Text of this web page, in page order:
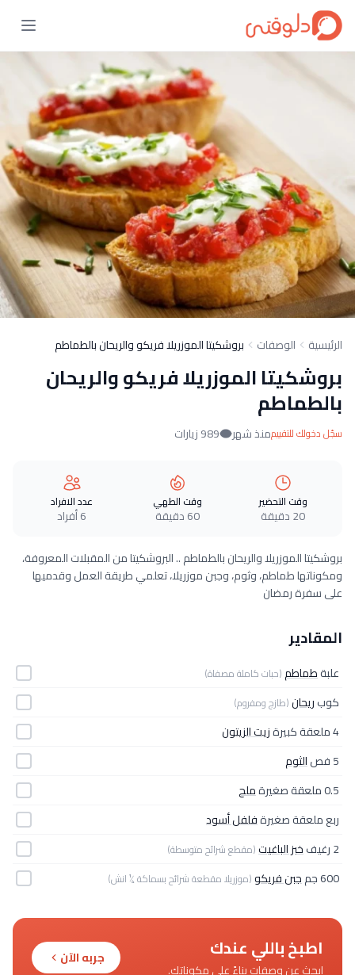
الرئيسية الوصفات بروشكيتا الموزريلا فريكو والريحان بالطماطم
بروشكيتا الموزريلا فريكو والريحان
بالطماطم
سجّل دخولك للتقييممنذ شهر 989 زيارات
وقت التحضير
20 دقيقة
وقت الطهي
60 دقيقة
عدد الافراد
6 أفراد
بروشكيتا الموزريلا والريحان بالطماطم .. البروشكيتا من المقبلات المعروفة،
ومكوناتها طماطم، وثوم، وجبن موزريلا، تعلمي طريقة العمل وقدميها
على سفرة رمضان
المقادير
علبةطماطم(حبات كاملة مصفاة)
كوبريحان(طازج ومفروم)
4 ملعقة كبيرة
زيت الزيتون
5 فص
الثوم
0.5 ملعقة صغيرة
ملح
ربع ملعقة صغيرةفلفل أسود
2 رغيف
خبز الباغيت(مقطع شرائح متوسطة)
600 جم جبن فريكو(موزريلا مقطعة شرائح بسماكة ¼ انش)
اطبخ باللي عندك
ابحث عن وصفات بناءً على مكوناتك.
جربه الآن